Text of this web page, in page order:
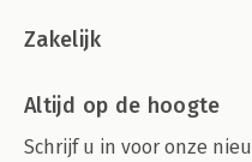
Zakelijk
Altijd op de hoogte
Schrijf u in voor onze